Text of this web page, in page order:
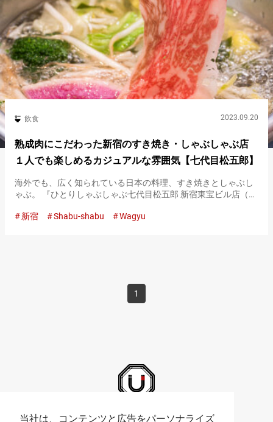
当社は、コンテンツと広告をパーソナライズ
飲食 2023.09.20
熟成肉にこだわった新宿のすき焼き・しゃぶしゃぶ店
１人でも楽しめるカジュアルな雰囲気【七代目松五郎】
海外でも、広く知られている日本の料理、すき焼きとしゃぶし
ゃぶ。 『ひとりしゃぶしゃぶ七代目松五郎 新宿東宝ビル店（以
のおいしさが味えるとあり、多くの人で賑わっています。 『す
新宿 Shabu-shabu Wagyu
1